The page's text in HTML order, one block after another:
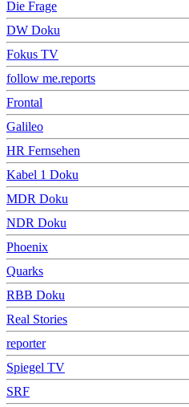
Die Frage
DW Doku
Fokus TV
follow me.reports
Frontal
Galileo
HR Fernsehen
Kabel 1 Doku
MDR Doku
NDR Doku
Phoenix
Quarks
RBB Doku
Real Stories
reporter
Spiegel TV
SRF